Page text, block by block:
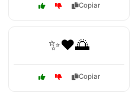
Copiar
✨❤️🌅
Copiar